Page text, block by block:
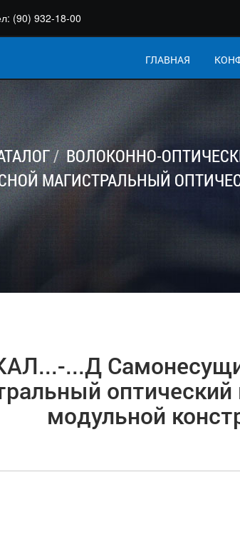
(90) 932-18-00
ГЛАВНАЯ
ВОЛОКОННО-
МАГИСТРАЛЬНЫЙ
...Д
оптический
модульной